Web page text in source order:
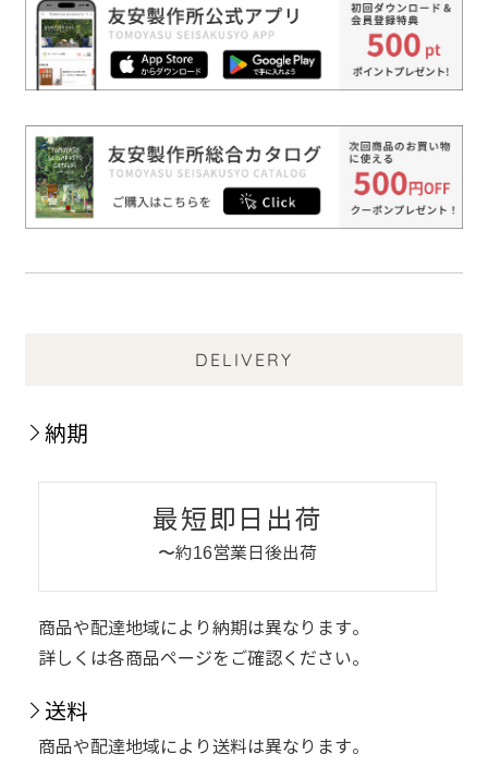
DELIVERY
納期
最短即日出荷
〜約16営業日後出荷
商品や配達地域により納期は異なります。
詳しくは各商品ページをご確認ください。
送料
商品や配達地域により送料は異なります。